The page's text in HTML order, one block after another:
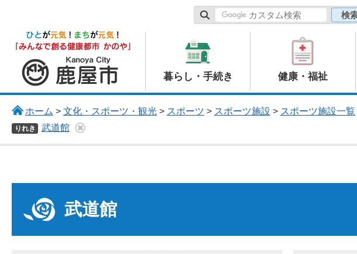
鹿屋市
暮らし・手続き 健康・福祉
ホーム > 文化・スポーツ・観光> スポーツ > スポーツ施設 > スポーツ施設一覧
りれき 武道館
武道館